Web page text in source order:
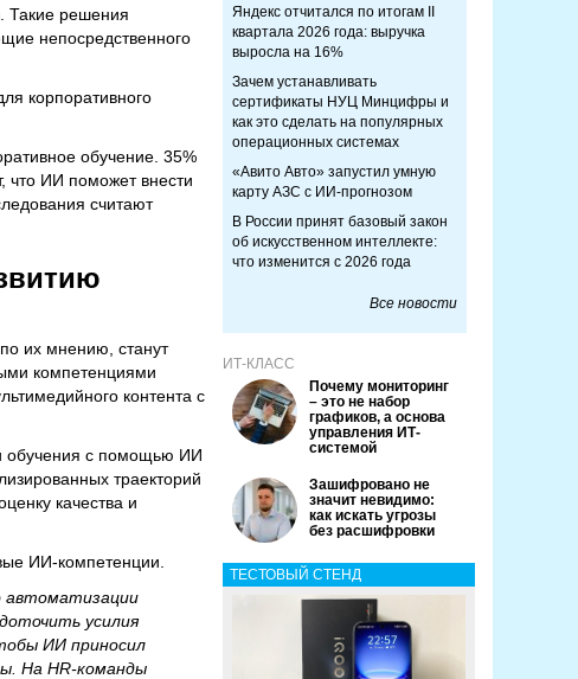
Такие решения
непосредственного
корпоративного
обучение. 35%
что ИИ поможет внести
считают
их мнению, станут
компетенциями
контента с
обучения с помощью ИИ
траекторий
качества и
ИИ-компетенции.
автоматизации
усилия
ИИ приносил
На HR-команды
Яндекс отчитался по итогам II
квартала 2026 года: выручка
выросла на 16%
Зачем устанавливать
сертификаты НУЦ Минцифры и
как это сделать на популярных
операционных системах
«Авито Авто» запустил умную
карту АЗС с ИИ-прогнозом
В России принят базовый закон
об искусственном интеллекте:
что изменится с 2026 года
Все новости
ИТ-КЛАСС
Почему мониторинг
– это не набор
графиков, а основа
управления ИТ-
системой
Зашифровано не
значит невидимо:
как искать угрозы
без расшифровки
ТЕСТОВЫЙ СТЕНД